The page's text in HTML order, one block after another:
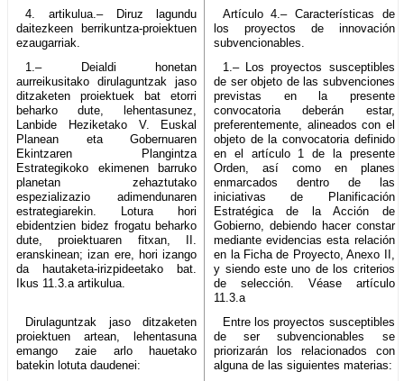
4. artikulua.– Diruz lagundu
daitezkeen berrikuntza-proiektuen
ezaugarriak.
Artículo 4.– Características de
los proyectos de innovación
subvencionables.
1.– Deialdi honetan
aurreikusitako dirulaguntzak jaso
ditzaketen proiektuek bat etorri
beharko dute, lehentasunez,
Lanbide Heziketako V. Euskal
Planean eta Gobernuaren
Ekintzaren Plangintza
Estrategikoko ekimenen barruko
planetan zehaztutako
espezializazio adimendunaren
estrategiarekin. Lotura hori
ebidentzien bidez frogatu beharko
dute, proiektuaren fitxan, II.
eranskinean; izan ere, hori izango
da hautaketa-irizpideetako bat.
Ikus 11.3.a artikulua.
1.– Los proyectos susceptibles
de ser objeto de las subvenciones
previstas en la presente
convocatoria deberán estar,
preferentemente, alineados con el
objeto de la convocatoria definido
en el artículo 1 de la presente
Orden, así como en planes
enmarcados dentro de las
iniciativas de Planificación
Estratégica de la Acción de
Gobierno, debiendo hacer constar
mediante evidencias esta relación
en la Ficha de Proyecto, Anexo II,
y siendo este uno de los criterios
de selección. Véase artículo
11.3.a
Dirulaguntzak jaso ditzaketen
proiektuen artean, lehentasuna
emango zaie arlo hauetako
batekin lotuta daudenei:
Entre los proyectos susceptibles
de ser subvencionables se
priorizarán los relacionados con
alguna de las siguientes materias: